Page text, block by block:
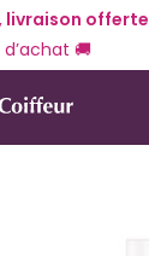
livraison offerte
d’achat 🚚